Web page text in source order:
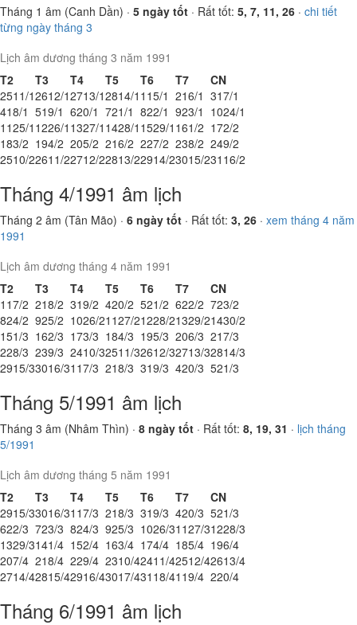
Tháng 1 âm (Canh Dần) · 5 ngày tốt · Rất tốt: 5, 7, 11, 26 · chi tiết
từng ngày tháng 3
Lịch âm dương tháng 3 năm 1991
T2
T3 T4 T5 T6 T7
CN
2511/12612/12713/12814/1 1 15/1 216/1 317/1
418/1 519/1 620/1 721/1 822/1 923/1 1024/1
1125/1 1226/1 1327/1 1428/1 1529/1 161/2 172/2
183/2 194/2 205/2 216/2 227/2 238/2 249/2
2510/22611/22712/22813/22914/23015/231 16/2
Tháng 4/1991 âm lịch
Tháng 2 âm (Tân Mão) · 6 ngày tốt · Rất tốt: 3, 26 · xem tháng 4 năm
1991
Lịch âm dương tháng 4 năm 1991
T2
T3 T4 T5 T6 T7
CN
1 17/2 218/2 319/2 420/2 521/2 622/2 723/2
824/2 925/2 1026/21127/21228/21329/21430/2
151/3 162/3 173/3 184/3 195/3 206/3 217/3
228/3 239/3 2410/32511/32612/32713/32814/3
2915/33016/31 17/3 218/3 319/3 420/3 521/3
Tháng 5/1991 âm lịch
Tháng 3 âm (Nhâm Thìn) · 8 ngày tốt · Rất tốt: 8, 19, 31 · lịch tháng
5/1991
Lịch âm dương tháng 5 năm 1991
T2
T3 T4 T5 T6 T7
CN
2915/33016/31 17/3 218/3 319/3 420/3 521/3
622/3 723/3 824/3 925/3 1026/31127/31228/3
1329/3141/4 152/4 163/4 174/4 185/4 196/4
207/4 218/4 229/4 2310/42411/42512/42613/4
2714/42815/42916/43017/431 18/41 19/4 220/4
Tháng 6/1991 âm lịch